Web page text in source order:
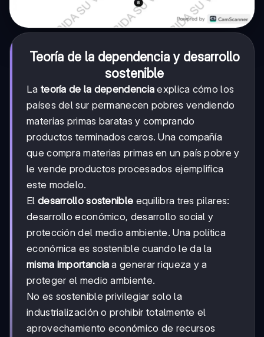
Teoría de la dependencia y desarrollo
sostenible
La teoría de la dependencia explica cómo los
países del sur permanecen pobres vendiendo
materias primas baratas y comprando
productos terminados caros. Una compañía
que compra materias primas en un país pobre y
le vende productos procesados ejemplifica
este modelo.
El desarrollo sostenible equilibra tres pilares:
desarrollo económico, desarrollo social y
protección del medio ambiente. Una política
económica es sostenible cuando le da la
misma importancia a generar riqueza y a
proteger el medio ambiente.
No es sostenible privilegiar solo la
industrialización o prohibir totalmente el
aprovechamiento económico de recursos